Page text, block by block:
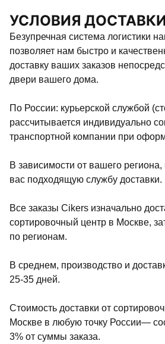
УСЛОВИЯ
Безупречная система логистики
позволяет нам быстро и
доставку ваших заказов
двери вашего дома.
По России: курьерской службой
рассчитывается индивидуально
транспортной компании при
В зависимости от вашего
вас подходящую службу доставки.
Все заказы Cikers изначально
сортировочный центр в Москве,
по регионам.
В среднем, производство и
25-35 дней.
Стоимость доставки от
Москве в любую точку России—
3% от суммы заказа.